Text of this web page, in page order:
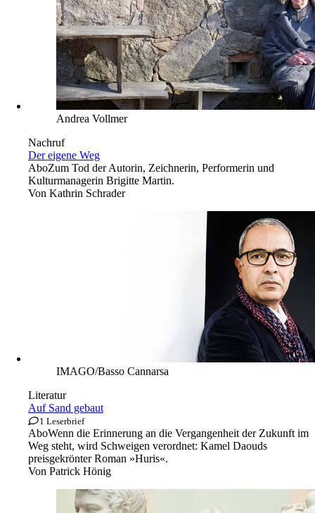
Andrea Vollmer
Nachruf
Der eigene Weg
AboZum Tod der Autorin, Zeichnerin, Performerin und
Kulturmanagerin Brigitte Martin.
Von Kathrin Schrader
IMAGO/Basso Cannarsa
Literatur
Auf Sand gebaut
1 Leserbrief
AboWenn die Erinnerung an die Vergangenheit der Zukunft im
Weg steht, wird Schweigen verordnet: Kamel Daouds
preisgekrönter Roman »Huris«.
Von Patrick Hönig